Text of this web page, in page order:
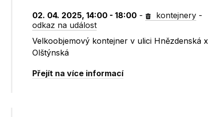
02. 04. 2025, 14:00 - 18:00 - kontejnery -
odkaz na událost
Velkoobjemový kontejner v ulici Hnězdenská x
Olštýnská
Přejít na více informací